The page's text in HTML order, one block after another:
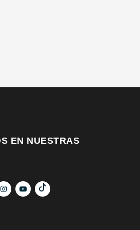
EN NUESTRAS